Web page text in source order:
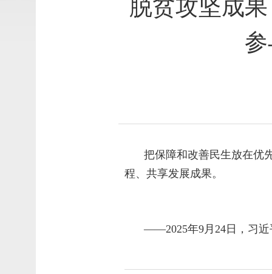
脱贫攻坚成
把保障和改善民生放在优
程、共享发展成果。
——2025年9月24日，习近